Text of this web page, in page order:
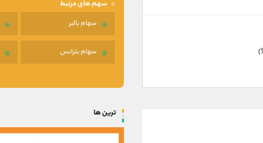
سهم های مرتبط
سهام بالبر
سهام بترانس
ترین ها